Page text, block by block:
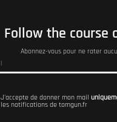
Follow the course
Abonnez-vous pour ne rater
J'accepte de donner mon mail
les notifications de tomgun.fr